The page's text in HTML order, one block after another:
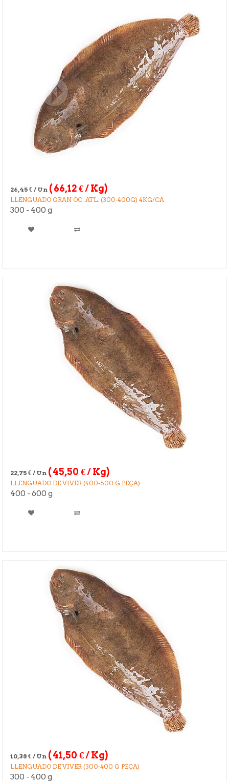
26,45 € / Un (66,12€/ Kg)
LLENGUADO GRAN OC. ATL. (300-400G) 4KG/CA
300 - 400 g
22,75 € / Un (45,50 €/ Kg)
LLENGUADO DE VIVER (400-600 G PEÇA)
400 - 600 g
10,38 € / Un (41,50 €/ Kg)
LLENGUADO DE VIVER (300-400 G PEÇA)
300 - 400 g